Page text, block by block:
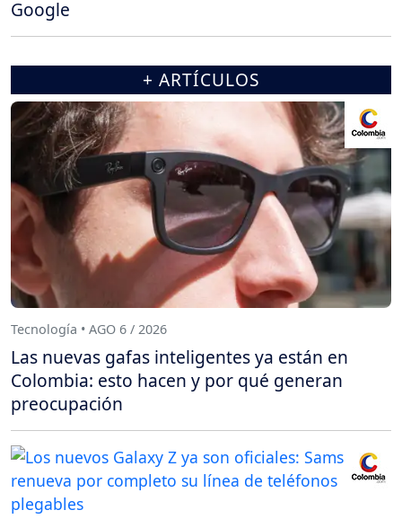
Google
+ ARTÍCULOS
Tecnología • AGO 6 / 2026
Las nuevas gafas inteligentes ya están en
Colombia: esto hacen y por qué generan
preocupación